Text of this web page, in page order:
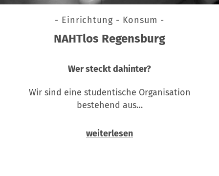
- Einrichtung - Konsum -
NAHTlos Regensburg
Wer steckt dahinter?
Wir sind eine studentische Organisation
bestehend aus…
weiterlesen